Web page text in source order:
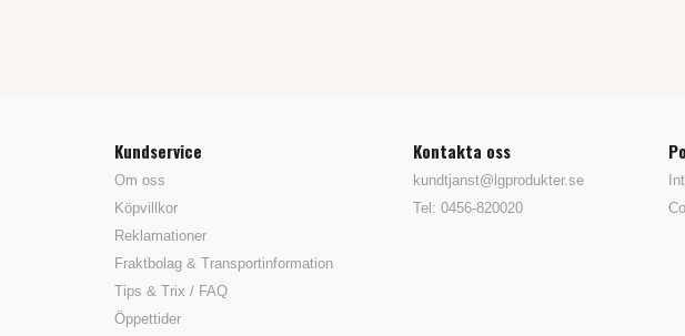
Kundservice
Om oss
Köpvillkor
Reklamationer
Fraktbolag & Transportinformation
Tips & Trix / FAQ
Öppettider
Kontakta oss
kundtjanst@lgprodukter.se
Tel: 0456-820020